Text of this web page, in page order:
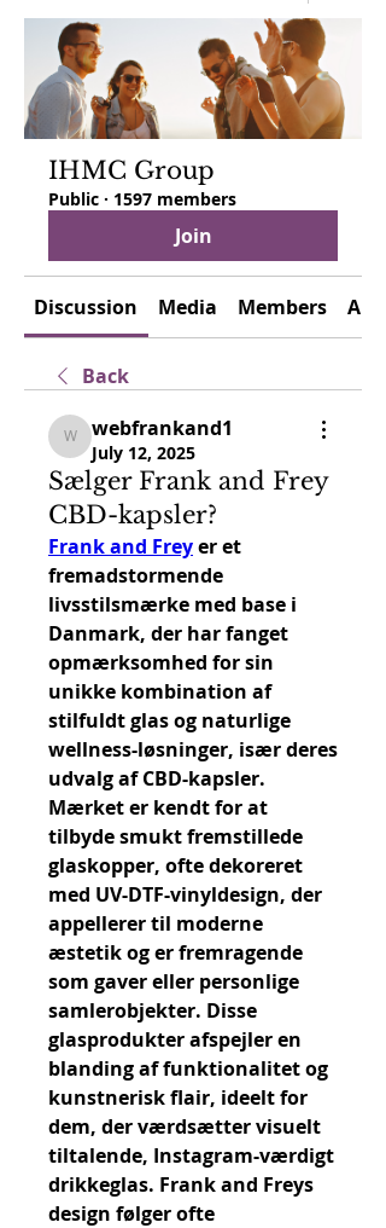
IHMC Group
Public · 1597 members
Join
Discussion Media Members
Back
webfrankand1
webfrankand1
July 12, 2025
Sælger Frank and Frey
CBD-kapsler?
Frank and Frey er et
fremadstormende
livsstilsmærke med base i
Danmark, der har fanget
opmærksomhed for sin
unikke kombination af
stilfuldt glas og naturlige
wellness-løsninger, især deres
udvalg af CBD-kapsler.
Mærket er kendt for at
tilbyde smukt fremstillede
glaskopper, ofte dekoreret
med UV-DTF-vinyldesign, der
appellerer til moderne
æstetik og er fremragende
som gaver eller personlige
samlerobjekter. Disse
glasprodukter afspejler en
blanding af funktionalitet og
kunstnerisk flair, ideelt for
dem, der værdsætter visuelt
tiltalende, Instagram-værdigt
drikkeglas. Frank and Freys
design følger ofte